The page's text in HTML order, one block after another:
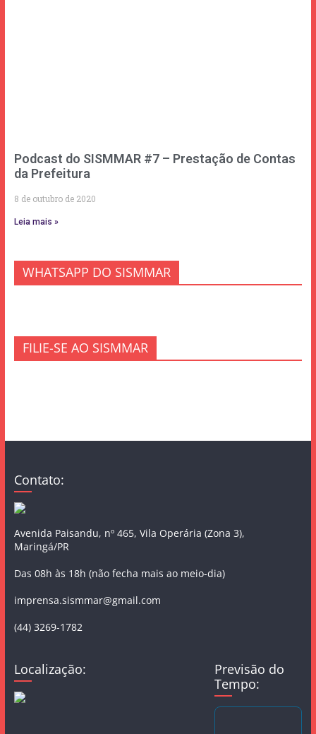
Podcast do SISMMAR #7 – Prestação de Contas
da Prefeitura
8 de outubro de 2020
Leia mais »
WHATSAPP DO SISMMAR
FILIE-SE AO SISMMAR
Contato:
Avenida Paisandu, nº 465, Vila Operária (Zona 3),
Maringá/PR
Das 08h às 18h (não fecha mais ao meio-dia)
imprensa.sismmar@gmail.com
(44) 3269-1782
Localização:
Previsão do
Tempo: